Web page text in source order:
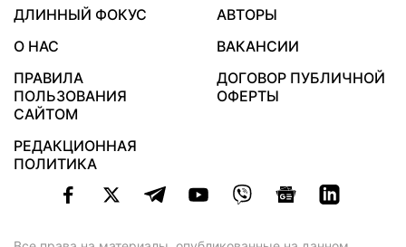
ДЛИННЫЙ ФОКУС
АВТОРЫ
О НАС
ВАКАНСИИ
ПРАВИЛА
ПОЛЬЗОВАНИЯ
САЙТОМ
ДОГОВОР ПУБЛИЧНОЙ
ОФЕРТЫ
РЕДАКЦИОННАЯ
ПОЛИТИКА